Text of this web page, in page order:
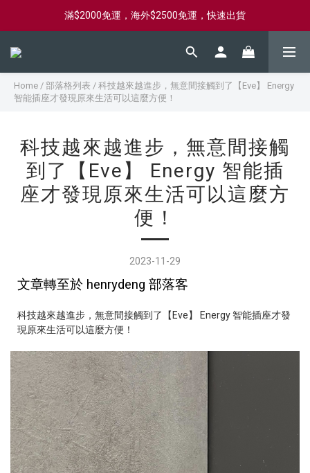
新會員首購滿$2000，送購物金$2000
Home / 部落格列表 / 科技越來越進步，無意間接觸到了【Eve】 Energy
智能插座才發現原來生活可以這麼方便！
科技越來越進步，無意間接觸
到了【Eve】 Energy 智能插
座才發現原來生活可以這麼方
便！
2023-11-29
文章轉至於 henrydeng 部落客
科技越來越進步，無意間接觸到了【Eve】 Energy 智能插座才發
現原來生活可以這麼方便！